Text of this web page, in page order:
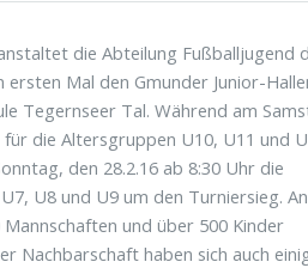
die Abteilung Fußballjugend
Mal den Gmunder Junior-
Tegernseer Tal. Während am
die Altersgruppen U10, U11 und
den 28.2.16 ab 8:30 Uhr die
U8 und U9 um den Turniersieg. An
und über 500 Kinder
Nachbarschaft haben sich auch